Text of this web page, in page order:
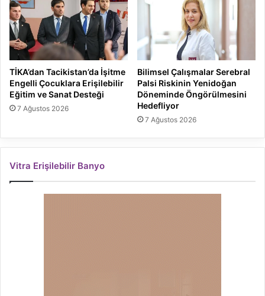
TİKA’dan Tacikistan’da İşitme
Engelli Çocuklara Erişilebilir
Eğitim ve Sanat Desteği
7 Ağustos 2026
Bilimsel Çalışmalar Serebral
Palsi Riskinin Yenidoğan
Döneminde Öngörülmesini
Hedefliyor
7 Ağustos 2026
Vitra Erişilebilir Banyo